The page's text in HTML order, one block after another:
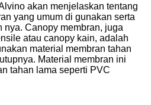
akan menjelaskan tentang
yang umum di gunakan serta
nya. Canopy membran, juga
atau canopy kain, adalah
material membran tahan
Material membran ini
tahan lama seperti PVC